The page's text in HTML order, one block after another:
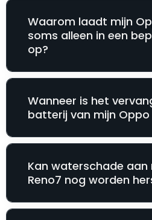
Waarom laadt mijn
soms alleen in een
op?
Wanneer is het
batterij van mijn Oppo
Kan waterschade aan
Reno7 nog worden